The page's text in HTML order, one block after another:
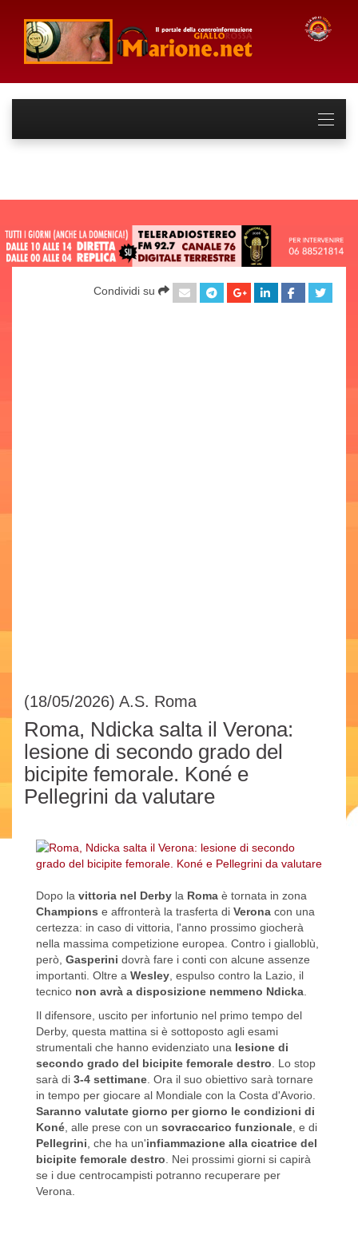
Condividi su
(18/05/2026) A.S. Roma
Roma, Ndicka salta il Verona:
lesione di secondo grado del
bicipite femorale. Koné e
Pellegrini da valutare
Dopo la vittoria nel Derby la Roma è tornata in zona
Champions e affronterà la trasferta di Verona con una
certezza: in caso di vittoria, l'anno prossimo giocherà
nella massima competizione europea. Contro i gialloblù,
però, Gasperini dovrà fare i conti con alcune assenze
importanti. Oltre a Wesley, espulso contro la Lazio, il
tecnico non avrà a disposizione nemmeno Ndicka.
Il difensore, uscito per infortunio nel primo tempo del
Derby, questa mattina si è sottoposto agli esami
strumentali che hanno evidenziato una lesione di
secondo grado del bicipite femorale destro. Lo stop
sarà di 3-4 settimane. Ora il suo obiettivo sarà tornare
in tempo per giocare al Mondiale con la Costa d'Avorio.
Saranno valutate giorno per giorno le condizioni di
Koné, alle prese con un sovraccarico funzionale, e di
Pellegrini, che ha un'infiammazione alla cicatrice del
bicipite femorale destro. Nei prossimi giorni si capirà
se i due centrocampisti potranno recuperare per
Verona.